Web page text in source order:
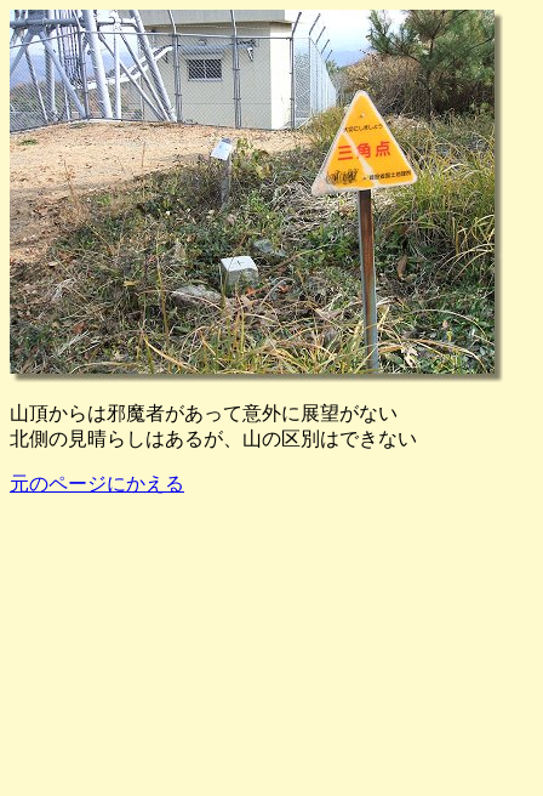
山頂からは邪魔者があって意外に展望がない
北側の見晴らしはあるが、山の区別はできない
元のページにかえる